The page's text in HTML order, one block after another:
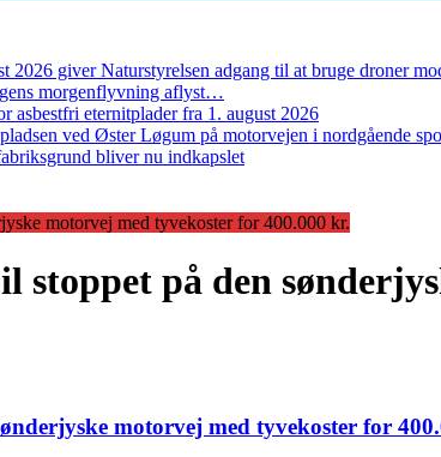
2026 giver Naturstyrelsen adgang til at bruge droner
morgenflyvning aflyst…
asbestfri eternitplader fra 1. august 2026
ved Øster Løgum på motorvejen i nordgående
bliver nu indkapslet
motorvej med tyvekoster for 400.000 kr.
stoppet på den
motorvej med tyvekoster for